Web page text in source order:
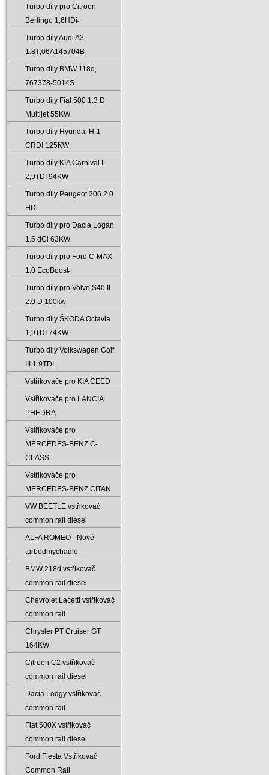
Turbo díly pro Citroen
Berlingo 1‚6HDi̵
Turbo díly Audi A3
1.8T‚06A145704B
Turbo díly BMW 118d‚
767378-5014S
Turbo díly Fiat 500 1.3 D
Multijet 55KW
Turbo díly Hyundai H-1
CRDI 125KW
Turbo díly KIA Carnival I.
2‚9TDI 94KW
Turbo díly Peugeot 206 2.0
HDi
Turbo díly pro Dacia Logan
1.5 dCi 63KW
Turbo díly pro Ford C-MAX
1.0 EcoBoost̵
Turbo díly pro Volvo S40 II
2.0 D 100kw
Turbo díly ŠKODA Octavia
1‚9TDI 74KW
Turbo díly Volkswagen Golf
III 1.9TDI
Vstřikovače pro KIA CEED
Vstřikovače pro LANCIA
PHEDRA
Vstřikovače pro
MERCEDES-BENZ C-
CLASS
Vstřikovače pro
MERCEDES-BENZ CITAN
VW BEETLE vstřikovač
common rail diesel
ALFA ROMEO - Nové
turbodmychadlo
BMW 218d vstřikovač
common rail diesel
Chevrolet Lacetti vstřikovač
common rail
Chrysler PT Cruiser GT
164KW
Citroen C2 vstřikovač
common rail diesel
Dacia Lodgy vstřikovač
common rail
Fiat 500X vstřikovač
common rail diesel
Ford Fiesta Vstřikovač
Common Rail